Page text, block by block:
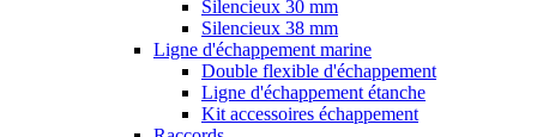
Silencieux 30 mm
Silencieux 38 mm
Ligne d'échappement marine
Double flexible d'échappement
Ligne d'échappement étanche
Kit accessoires échappement